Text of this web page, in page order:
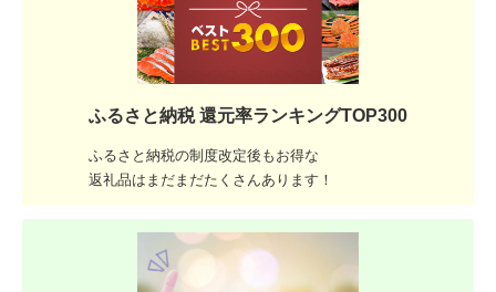
ふるさと納税 還元率ランキングTOP300
ふるさと納税の制度改定後もお得な
返礼品はまだまだたくさんあります！